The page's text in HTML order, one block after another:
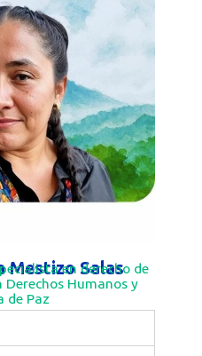
Mestizo Salas
en derecho de
Humanos y
de Paz